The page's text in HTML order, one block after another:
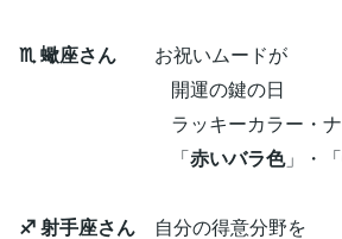
♏ 蠍座さん お祝いムードが
開運の鍵の日
ラッキーカラー・ナン
「赤いバラ色」・「
♐ 射手座さん 自分の得意分野を